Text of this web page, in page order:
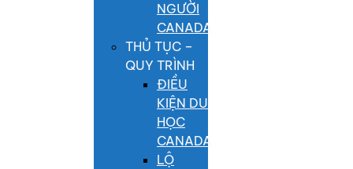
NGƯỜI
CANADA
THỦ TỤC –
QUY TRÌNH
ĐIỀU
KIỆN DU
HỌC
CANADA
LỘ